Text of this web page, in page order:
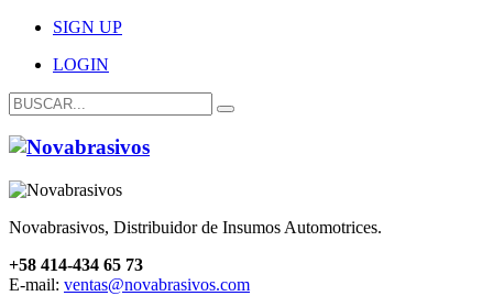
SIGN UP
LOGIN
Novabrasivos, Distribuidor de Insumos Automotrices.
+58 414-434 65 73
E-mail: ventas@novabrasivos.com